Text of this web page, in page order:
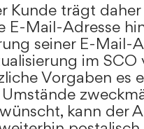
Kunde trägt
E-Mail-Adresse
seiner E-Mail-
im SCO
Vorgaben es
kann der